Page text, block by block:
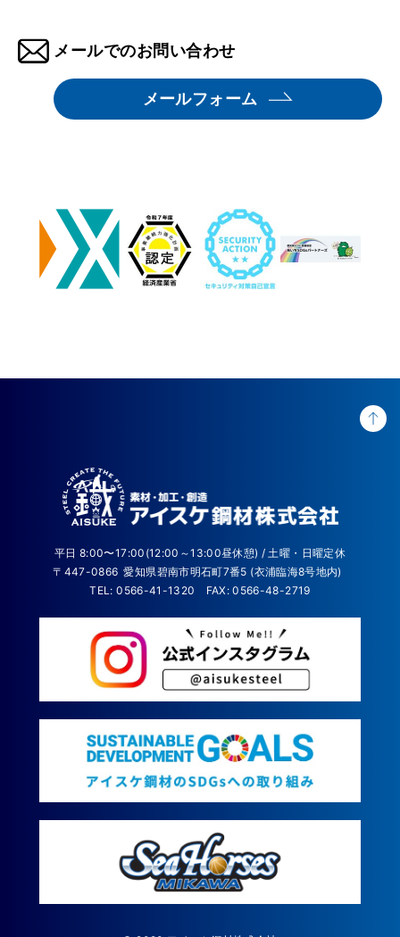
メールでのお問い合わせ
メールフォーム
平日 8:00〜17:00(12:00～13:00昼休憩) / 土曜・日曜定休
〒447-0866 愛知県碧南市明石町7番5 (衣浦臨海8号地内)
TEL: 0566-41-1320
FAX: 0566-48-2719